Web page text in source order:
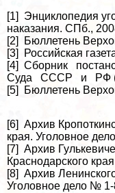
[1] Энциклопедия
наказания. СПб.,
[2] Бюллетень
[3] Российская
[4] Сборник
Суда СССР и РФ
[5] Бюллетень
[6] Архив
края. Уголовное
[7] Архив
Краснодарского
[8] Архив
Уголовное дело №